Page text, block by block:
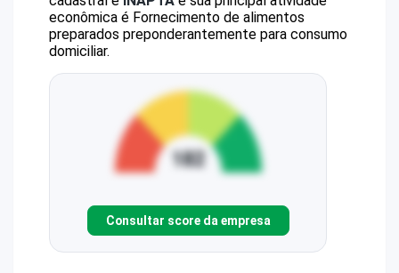
econômica é Fornecimento de alimentos
preparados preponderantemente para consumo
domiciliar.
Consultar score da empresa